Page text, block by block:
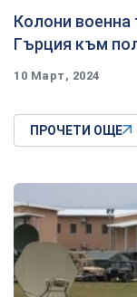
Колони военна
Гърция към
10 Март, 2024
ПРОЧЕТИ ОЩЕ